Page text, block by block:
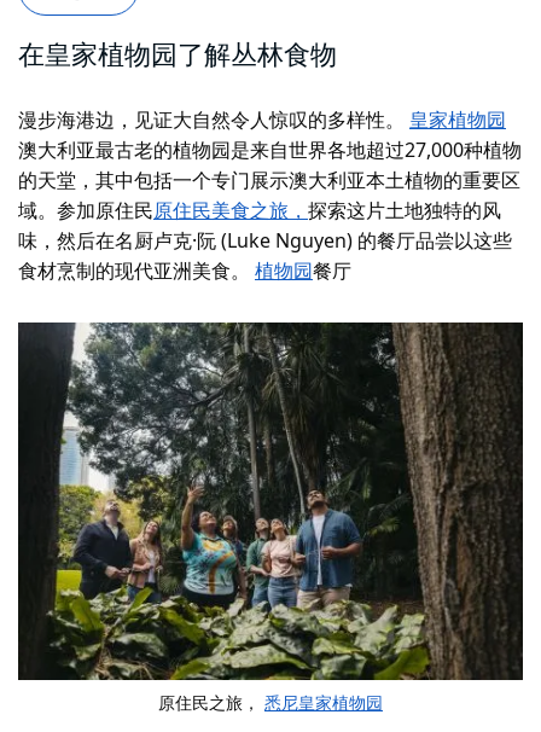
在皇家植物园了解丛林食物
漫步海港边，见证大自然令人惊叹的多样性。
皇家植物园
澳大利亚最古老的植物园是来自世界各地超过27,000种植物
的天堂，其中包括一个专门展示澳大利亚本土植物的重要区
域。参加原住民原住民美食之旅， 探索这片土地独特的风
味 ，然后在名厨卢克·阮 (Luke Nguyen) 的餐厅品尝以这些
食材烹制的现代亚洲美食。
植物园餐厅
原住民之旅， 悉尼皇家植物园